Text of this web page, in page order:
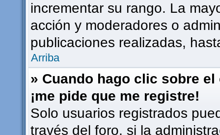
incrementar su rango. La
acción y moderadores o
publicaciones realizadas,
Arriba
» Cuando hago clic sobre
¡me pide que me registre!
Solo usuarios registrados
través del foro, si la